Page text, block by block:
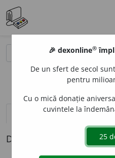
definiții (1) pronunțievolume_up
Definiția cu ID-ul 332527:
🎉 dexonline®
De un sfert de secol
pentru
Cu o mică donație
cuvintele la